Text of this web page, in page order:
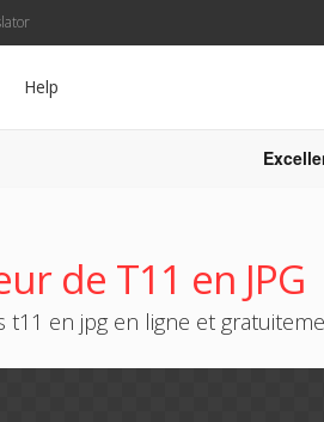
Help
de T11 en JPG
t11 en jpg en ligne et